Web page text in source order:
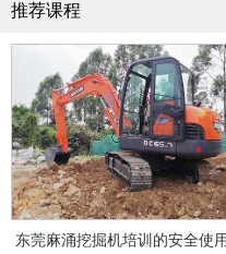
推荐课程
东莞麻涌挖掘机培训的安全使用